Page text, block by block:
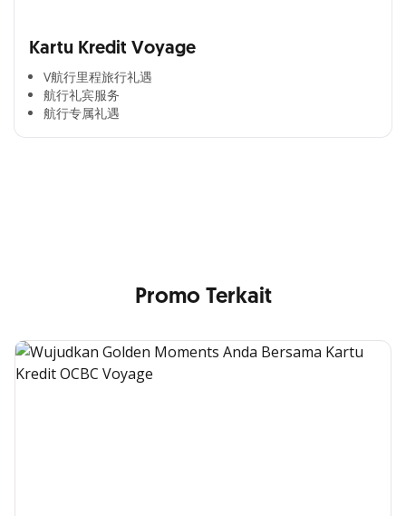
Kartu Kredit Voyage
V航行里程旅行礼遇
航行礼宾服务
航行专属礼遇
Cross Selling Banner Global
Promo Terkait